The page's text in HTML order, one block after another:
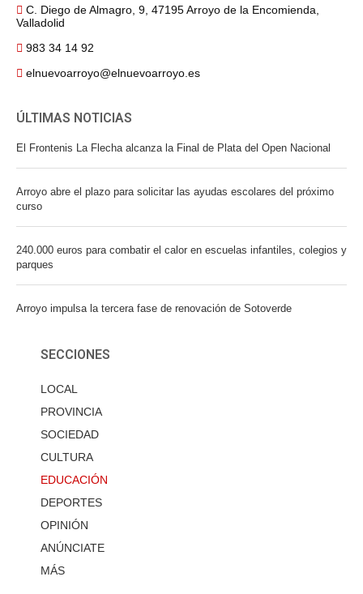
C. Diego de Almagro, 9, 47195 Arroyo de la Encomienda,
Valladolid
983 34 14 92
elnuevoarroyo@elnuevoarroyo.es
ÚLTIMAS NOTICIAS
El Frontenis La Flecha alcanza la Final de Plata del Open Nacional
Arroyo abre el plazo para solicitar las ayudas escolares del próximo
curso
240.000 euros para combatir el calor en escuelas infantiles, colegios y
parques
Arroyo impulsa la tercera fase de renovación de Sotoverde
SECCIONES
LOCAL
PROVINCIA
SOCIEDAD
CULTURA
EDUCACIÓN
DEPORTES
OPINIÓN
ANÚNCIATE
MÁS